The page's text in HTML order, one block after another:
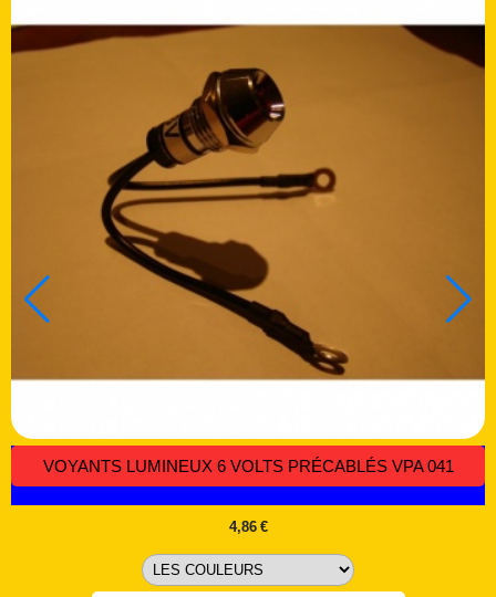
INTERRUPTEUR 12 VOLTS ROND A LED MARCHE ARRET -
CODE IB 002
3,06